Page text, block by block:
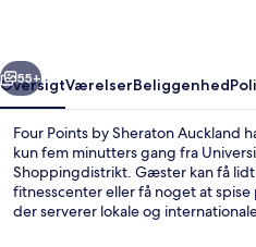
Næste
55+
OversigtVærelserBeliggenhed
Four Points by Sheraton Auckland
kun fem minutters gang fra
Shoppingdistrikt. Gæster kan få
fitnesscenter eller få noget at spise
der serverer lokale og